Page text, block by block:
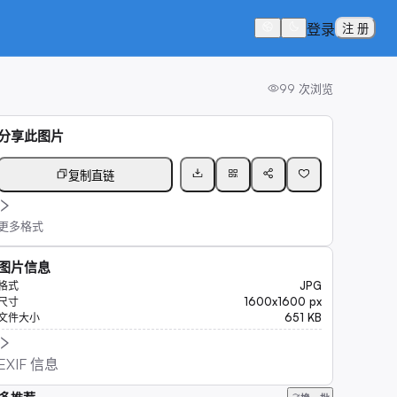
登录 注 册
99 次浏览
享此图片
复制直链
多格式
片信息
式 JPG
寸 1600x1600 px
件大小 651 KB
信息